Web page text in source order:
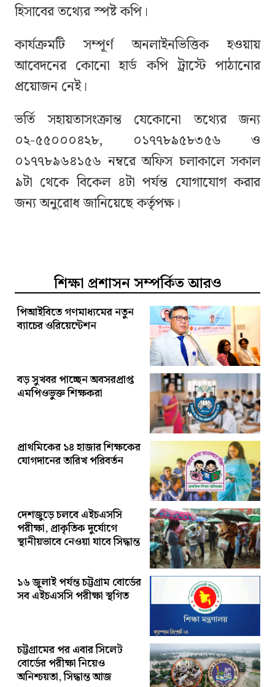
হিসাবের তথ্যের স্পষ্ট কপি।
কার্যক্রমটি সম্পূর্ণ অনলাইনভিত্তিক হওয়ায়
আবেদনের কোনো হার্ড কপি ট্রাস্টে পাঠানোর
প্রয়োজন নেই।
ভর্তি সহায়তাসংক্রান্ত যেকোনো তথ্যের জন্য
০২-৫৫০০০৪২৮, ০১৭৭৮৯৫৮৩৫৬ ও
০১৭৭৮৯৬৪১৫৬ নম্বরে অফিস চলাকালে সকাল
৯টা থেকে বিকেল ৪টা পর্যন্ত যোগাযোগ করার
জন্য অনুরোধ জানিয়েছে কর্তৃপক্ষ।
শিক্ষা প্রশাসন সম্পর্কিত আরও
পিআইবিতে গণমাধ্যমের নতুন
ব্যাচের ওরিয়েন্টেশন
বড় সুখবর পাচ্ছেন অবসরপ্রাপ্ত
এমপিওভুক্ত শিক্ষকরা
প্রাথমিকের ১৪ হাজার শিক্ষকের
যোগদানের তারিখ পরিবর্তন
দেশজুড়ে চলবে এইচএসসি
পরীক্ষা, প্রাকৃতিক দুর্যোগে
স্থানীয়ভাবে নেওয়া যাবে সিদ্ধান্ত
১৬ জুলাই পর্যন্ত চট্টগ্রাম বোর্ডের
সব এইচএসসি পরীক্ষা স্থগিত
চট্টগ্রামের পর এবার সিলেট
বোর্ডের পরীক্ষা নিয়েও
অনিশ্চয়তা, সিদ্ধান্ত আজ